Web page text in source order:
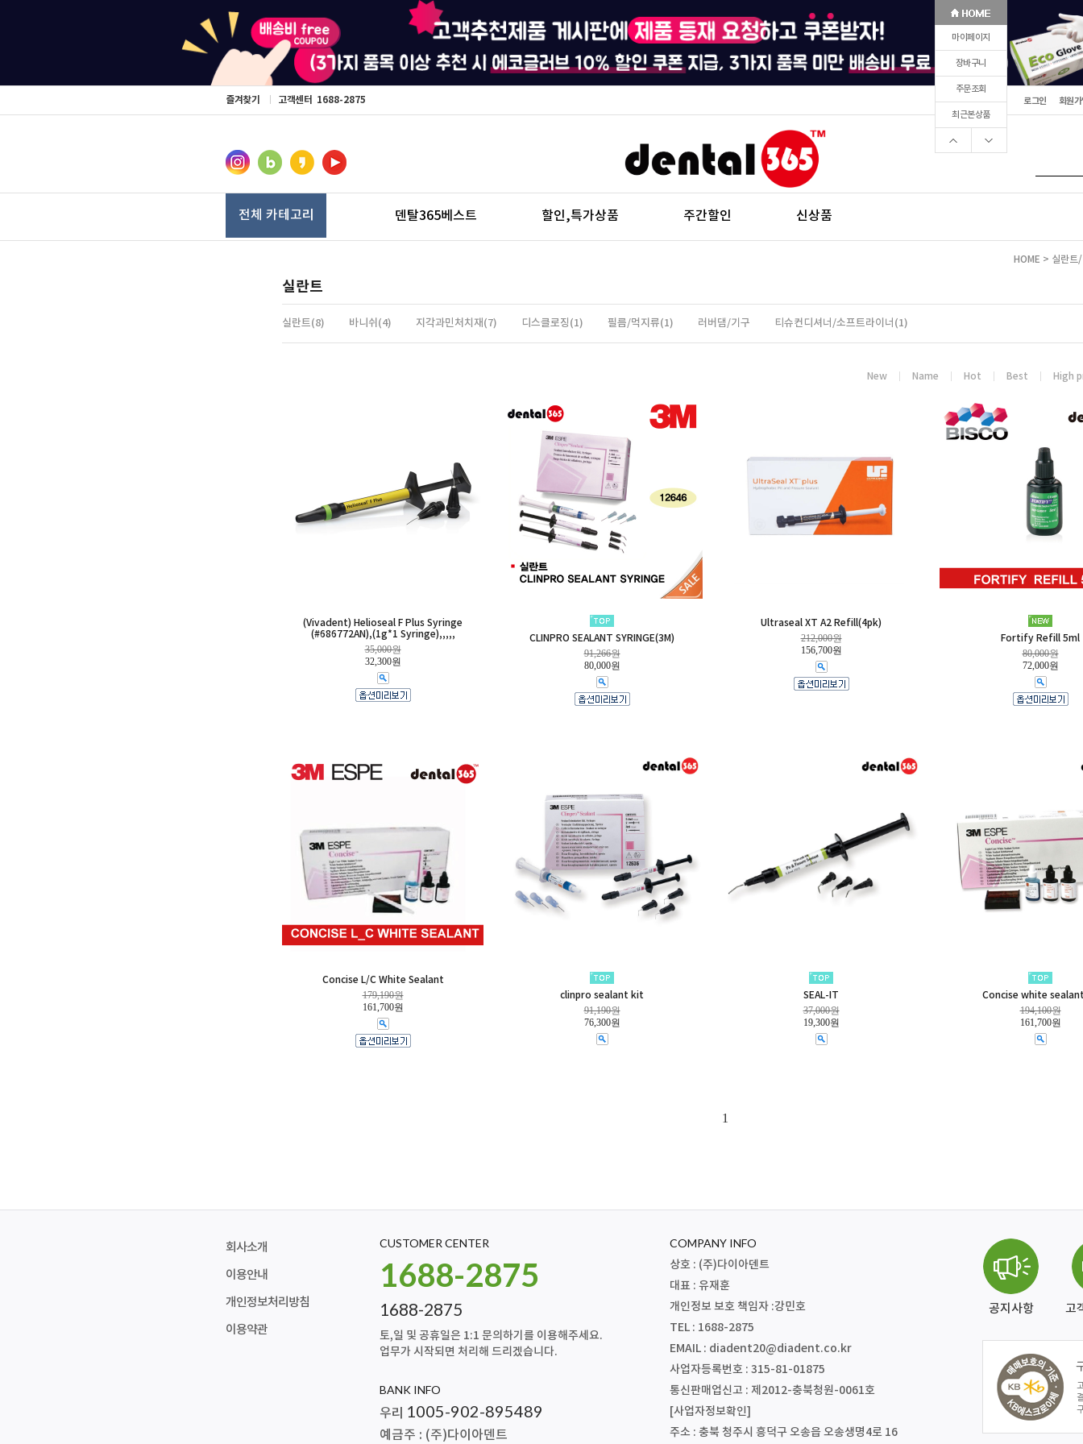
마이페이지
장바구니
주문조회
최근본상품
즐겨찾기 고객센터 1688-2875 로그인 회원가
전체 카테고리 덴탈365베스트 할인,특가상품 주간할인 신상품
HOME > 실란트
실란트
실란트(8) 바니쉬(4) 지각과민처치재(7) 디스클로징(1) 필름/먹지류(1) 러버댐/기구 티슈컨디셔너/소프트라이너(1)
New Name Hot Best High
(Vivadent) Helioseal F Plus Syringe
(#686772AN),(1g*1 Syringe),,,,,
35,000원
32,300원
CLINPRO SEALANT SYRINGE(3M)
91,266원
80,000원
Ultraseal XT A2 Refill(4pk)
212,000원
156,700원
Fortify Refill 5ml
80,000원
72,000원
Concise L/C White Sealant
179,190원
161,700원
clinpro sealant kit
91,190원
76,300원
SEAL-IT
37,000원
19,300원
Concise white
194,100원
161,700원
1
회사소개
이용안내
개인정보처리방침
이용약관
CUSTOMER CENTER
1688-2875
1688-2875
토,일 및 공휴일은 1:1 문의하기를 이용해주세요.
업무가 시작되면 처리해 드리겠습니다.
BANK INFO
우리 1005-902-895489
예금주 : (주)다이아덴트
COMPANY INFO
상호 : (주)다이아덴트
대표 : 유재훈
개인정보 보호 책임자 :강민호
TEL : 1688-2875
EMAIL : diadent20@diadent.co.kr
사업자등록번호 : 315-81-01875
통신판매업신고 : 제2012-충북청원-0061호
[사업자정보확인]
주소 : 충북 청주시 흥덕구 오송읍 오송생명4로 16
공지사항 고